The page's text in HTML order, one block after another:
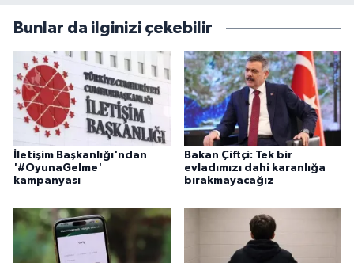
Bunlar da ilginizi çekebilir
İletişim Başkanlığı'ndan
'#OyunaGelme'
kampanyası
Bakan Çiftçi: Tek bir
evladımızı dahi karanlığa
bırakmayacağız